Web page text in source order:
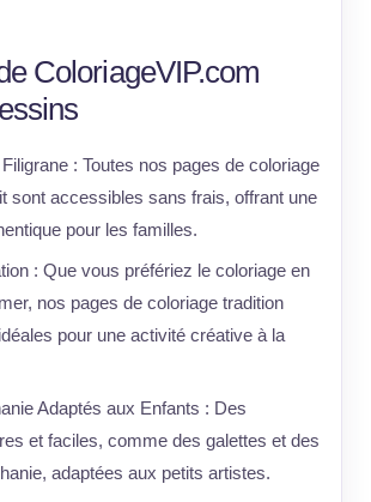
ColoriageVIP.com
: Toutes nos pages de coloriage
sont accessibles sans frais, offrant une
pour les familles.
: Que vous préfériez le coloriage en
nos pages de coloriage tradition
pour une activité créative à la
Adaptés aux Enfants : Des
et faciles, comme des galettes et des
adaptées aux petits artistes.